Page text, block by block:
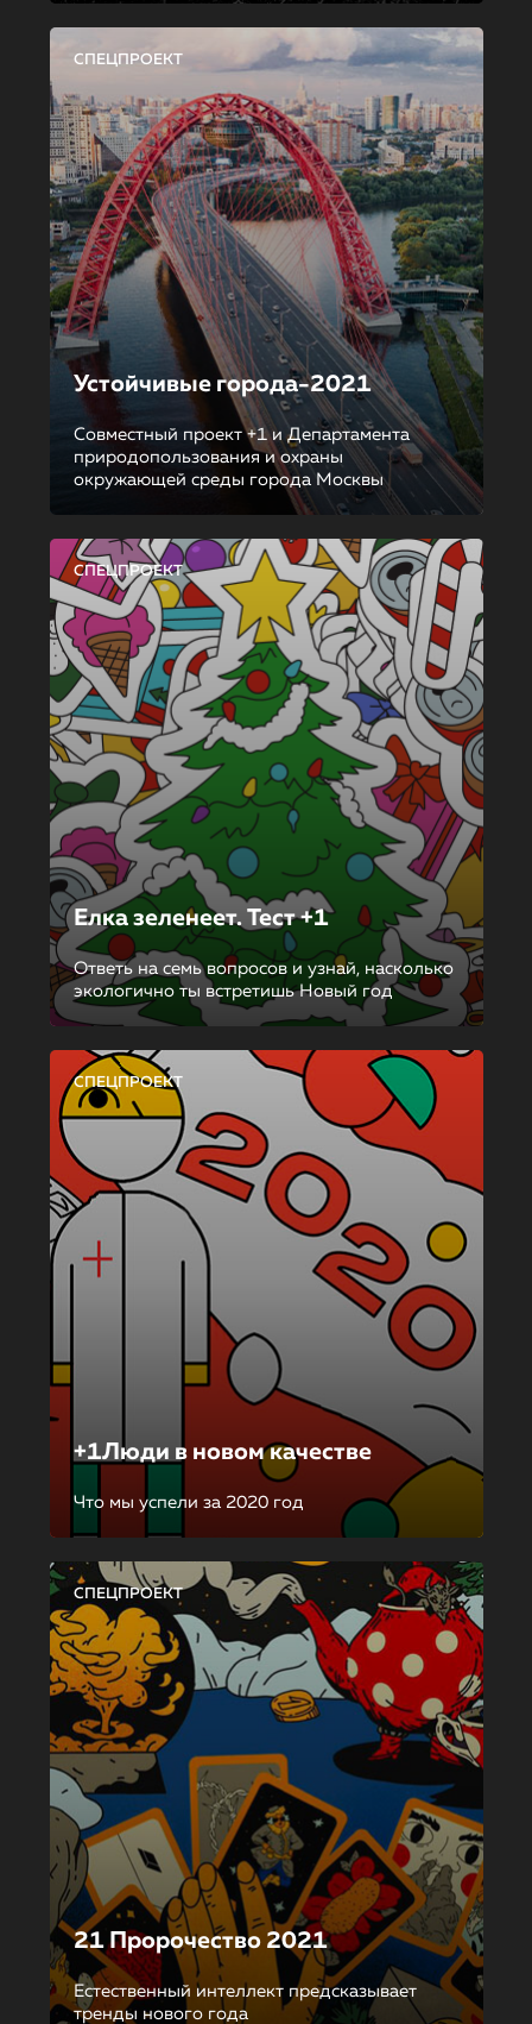
СПЕЦПРОЕКТ
Устойчивые города-2021
Совместный проект +1 и Департамента
природопользования и охраны
окружающей среды города Москвы
СПЕЦПРОЕКТ
Елка зеленеет. Тест +1
Ответь на семь вопросов и узнай, насколько
экологично ты встретишь Новый год
СПЕЦПРОЕКТ
+1Люди в новом качестве
Что мы успели за 2020 год
СПЕЦПРОЕКТ
21 Пророчество 2021
Естественный интеллект предсказывает
тренды нового года